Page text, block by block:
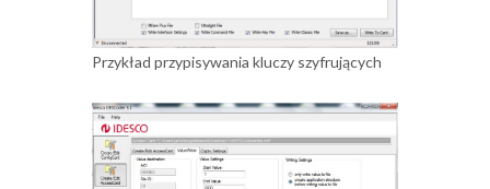
Przykład przypisywania kluczy szyfrujących